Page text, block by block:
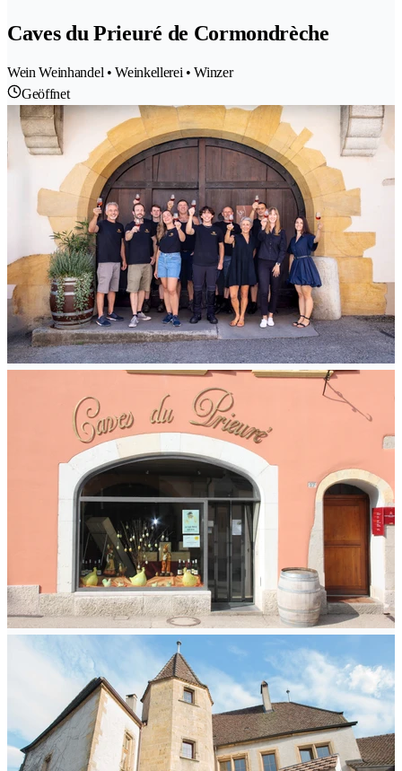
Caves du Prieuré de Cormondrèche
Wein Weinhandel • Weinkellerei • Winzer
Geöffnet